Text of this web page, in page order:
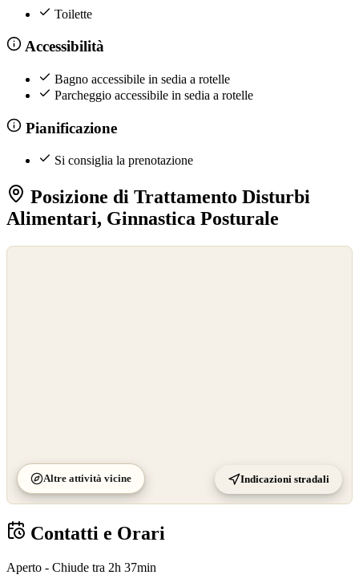
Toilette
Accessibilità
Bagno accessibile in sedia a rotelle
Parcheggio accessibile in sedia a rotelle
Pianificazione
Si consiglia la prenotazione
Posizione di Trattamento Disturbi
Alimentari, Ginnastica Posturale
Altre attività vicine Indicazioni stradali
Contatti e Orari
Aperto - Chiude tra 2h 37min